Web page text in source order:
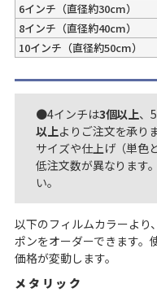
6インチ（直径約30cm）
8インチ（直径約40cm）
10インチ（直径約50cm）
●4インチは3個以上、
以上よりご注文を承りま
サイズや仕上げ（単色
低注文数が異なります
い。
以下のフィルムカラーより
ポンをオーダーできます。
価格が変動します。
メタリック